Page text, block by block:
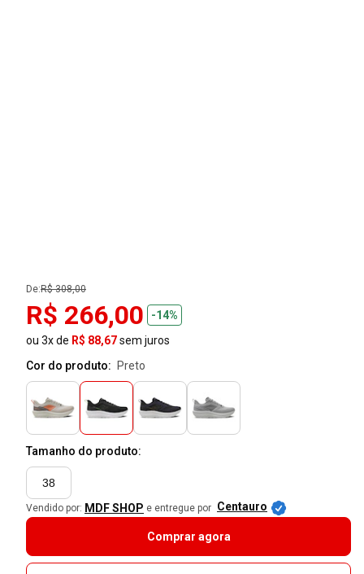
De:R$ 308,00
R$ 266,00
-14%
ou 3x de R$ 88,67sem juros
Cor do produto:
preto
Tamanho do produto:
38
Vendido por: MDF SHOP e entregue por Centauro
Comprar agora